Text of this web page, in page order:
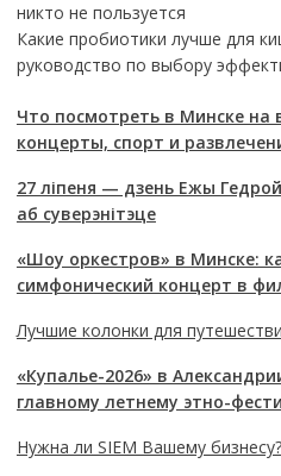
никто не пользуется
Какие пробиотики лучше для
руководство по выбору
Что посмотреть в Минске на
концерты, спорт и
27 ліпеня — дзень Ежы
аб суверэнітэце
«Шоу оркестров» в Минске:
симфонический концерт в
Лучшие колонки для
«Купалье-2026» в
главному летнему этно-
Нужна ли SIEM Вашему бизнесу?